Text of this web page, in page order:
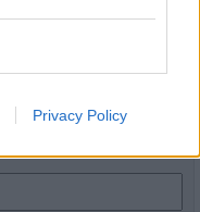
Privacy Policy